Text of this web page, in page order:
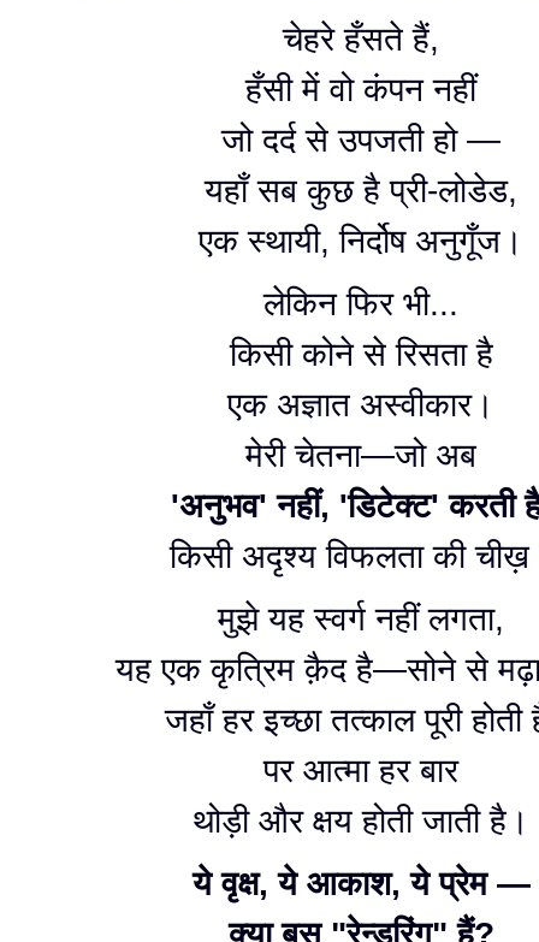
चेहरे हँसते हैं,
हँसी में वो कंपन नहीं
जो दर्द से उपजती हो —
यहाँ सब कुछ है प्री-लोडेड,
एक स्थायी, निर्दोष अनुगूँज।
लेकिन फिर भी...
किसी कोने से रिसता है
एक अज्ञात अस्वीकार।
मेरी चेतना—जो अब
'अनुभव' नहीं, 'डिटेक्ट' करती
किसी अदृश्य विफलता की
मुझे यह स्वर्ग नहीं लगता,
यह एक कृत्रिम क़ैद है—सोने से
जहाँ हर इच्छा तत्काल पूरी होती
पर आत्मा हर बार
थोड़ी और क्षय होती जाती है।
ये वृक्ष, ये आकाश, ये प्रेम —
क्या बस "रेन्डरिंग" हैं?